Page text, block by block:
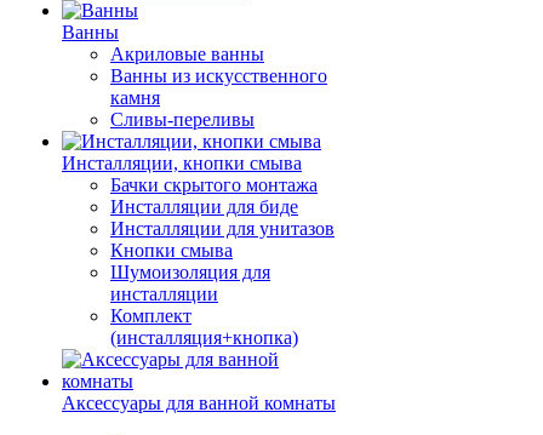
Ванны
Акриловые ванны
Ванны из искусственного
камня
Сливы-переливы
Инсталляции, кнопки смыва
Бачки скрытого монтажа
Инсталляции для биде
Инсталляции для унитазов
Кнопки смыва
Шумоизоляция для
инсталляции
Комплект
(инсталляция+кнопка)
Аксессуары для ванной комнаты